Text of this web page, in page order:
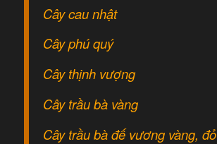
Cây cau nhật
Cây phú quý
Cây thịnh vượng
Cây trầu bà vàng
Cây trầu bà đế vương vàng, đỏ